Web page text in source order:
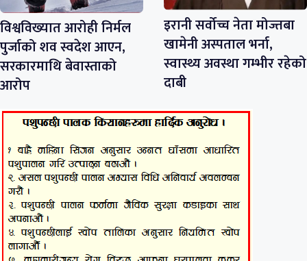
विश्वविख्यात आरोही निर्मल
पुर्जाको शव स्वदेश आएन,
सरकारमाथि बेवास्ताको
आरोप
इरानी सर्वोच्च नेता मोज्तबा
खामेनी अस्पताल भर्ना,
स्वास्थ्य अवस्था गम्भीर रहेको
दाबी